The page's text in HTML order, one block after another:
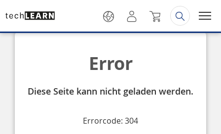
Error
Diese Seite kann nicht geladen werden.
Errorcode: 304